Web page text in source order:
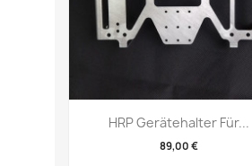
Vorschau
HRP Gerätehalter Für...
89,00 €